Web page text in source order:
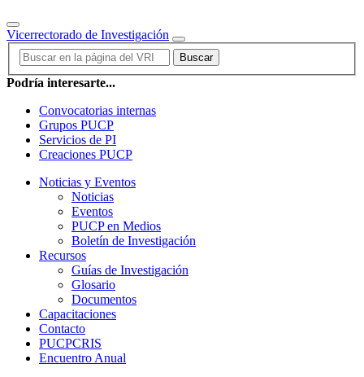
Vicerrectorado de Investigación
Buscar
Podría interesarte...
Convocatorias internas
Grupos PUCP
Servicios de PI
Creaciones PUCP
Noticias y Eventos
Noticias
Eventos
PUCP en Medios
Boletín de Investigación
Recursos
Guías de Investigación
Glosario
Documentos
Capacitaciones
Contacto
PUCPCRIS
Encuentro Anual